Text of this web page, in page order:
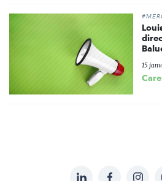
15
LinkedInFacebook